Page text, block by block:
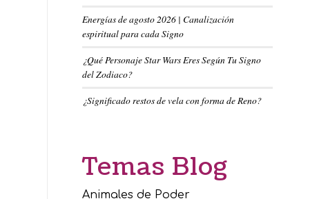
Energías de agosto 2026 | Canalización
espiritual para cada Signo
¿Qué Personaje Star Wars Eres Según Tu Signo
del Zodiaco?
¿Significado restos de vela con forma de Reno?
Temas Blog
Animales de Poder